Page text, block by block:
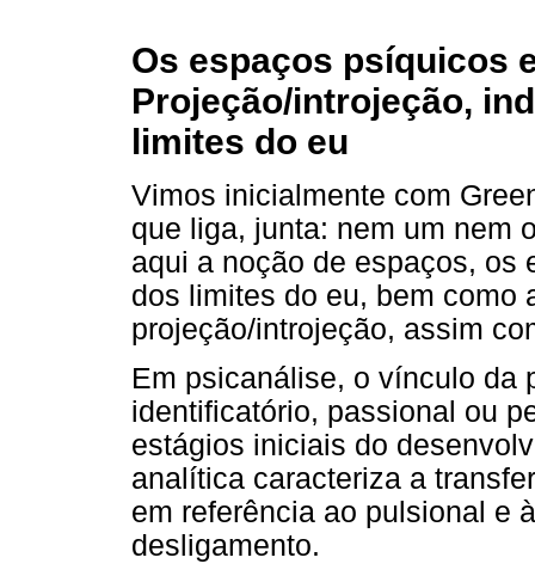
Os espaços psíquicos
Projeção/introjeção,
limites do eu
Vimos inicialmente com
que liga, junta: nem um nem
aqui a noção de espaços, os
dos limites do eu, bem como
projeção/introjeção, assim
Em psicanálise, o vínculo da
identificatório, passional ou
estágios iniciais do
analítica caracteriza a
em referência ao pulsional e
desligamento.